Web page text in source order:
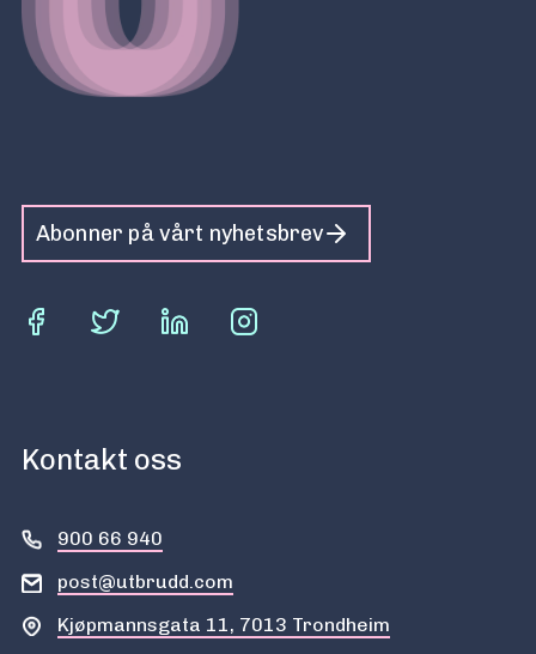
Abonner på vårt nyhetsbrev
Kontakt oss
900 66 940
post@utbrudd.com
Kjøpmannsgata 11, 7013 Trondheim